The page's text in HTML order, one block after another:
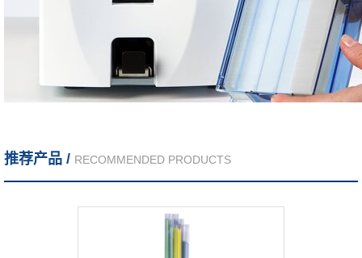
推荐产品 / RECOMMENDED PRODUCTS